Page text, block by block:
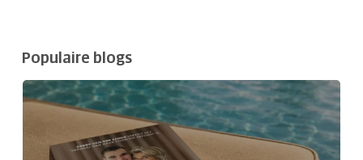
Populaire blogs